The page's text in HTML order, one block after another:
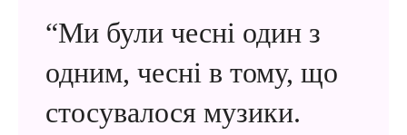
“Ми були чесні один з
одним, чесні в тому, що
стосувалося музики.